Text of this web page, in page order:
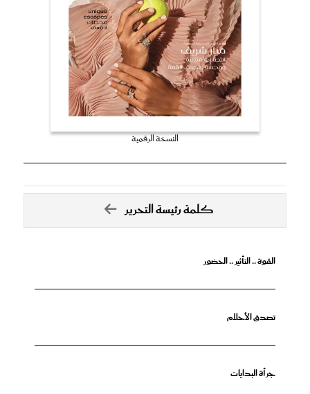
النسخة الرقمية
كلمة رئيسة التحرير
القوة .. التأثير .. الحضور
تصدق الأحلام
جرأة البدايات